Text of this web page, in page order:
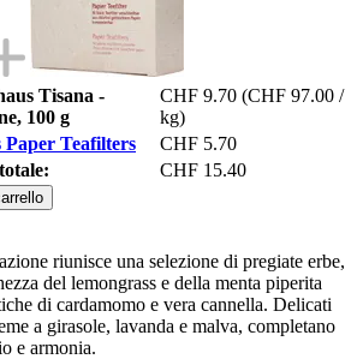
Tisana -
100 g
CHF 9.70 (CHF 97.00 /
kg)
Paper Teafilters
CHF 5.70
CHF 15.40
riunisce una selezione di pregiate erbe,
del lemongrass e della menta piperita
di cardamomo e vera cannella. Delicati
a girasole, lavanda e malva, completano
e armonia.